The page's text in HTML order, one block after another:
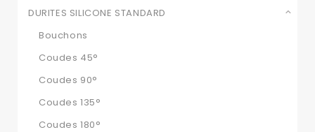
DURITES SILICONE STANDARD
Bouchons
Coudes 45°
Coudes 90°
Coudes 135°
Coudes 180°